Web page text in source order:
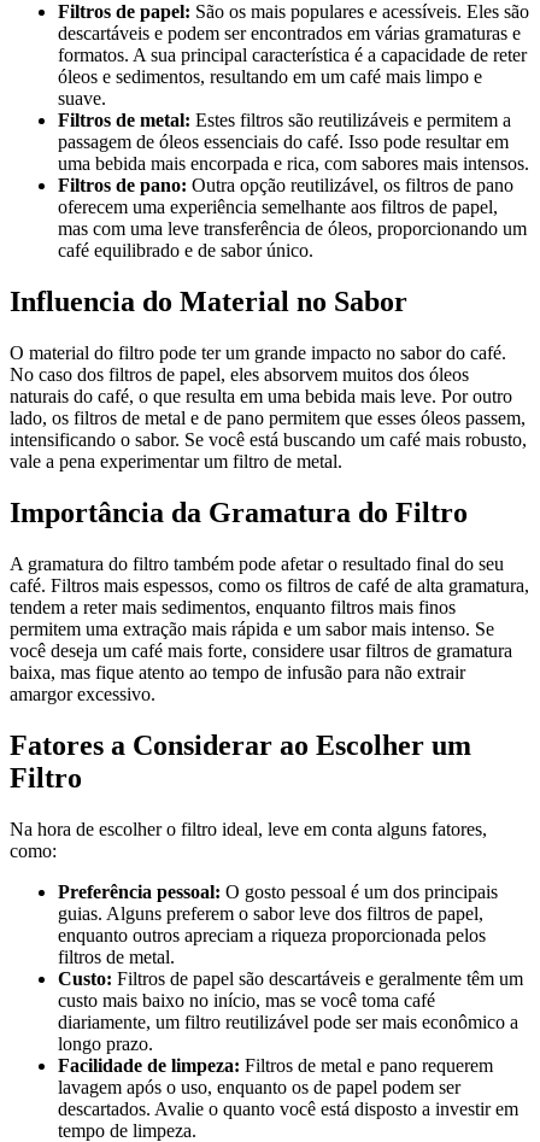
Filtros de papel: São os mais populares e acessíveis. Eles são
descartáveis e podem ser encontrados em várias gramaturas e
formatos. A sua principal característica é a capacidade de reter
óleos e sedimentos, resultando em um café mais limpo e
suave.
Filtros de metal: Estes filtros são reutilizáveis e permitem a
passagem de óleos essenciais do café. Isso pode resultar em
uma bebida mais encorpada e rica, com sabores mais intensos.
Filtros de pano: Outra opção reutilizável, os filtros de pano
oferecem uma experiência semelhante aos filtros de papel,
mas com uma leve transferência de óleos, proporcionando um
café equilibrado e de sabor único.
Influencia do Material no Sabor
O material do filtro pode ter um grande impacto no sabor do café.
No caso dos filtros de papel, eles absorvem muitos dos óleos
naturais do café, o que resulta em uma bebida mais leve. Por outro
lado, os filtros de metal e de pano permitem que esses óleos passem,
intensificando o sabor. Se você está buscando um café mais robusto,
vale a pena experimentar um filtro de metal.
Importância da Gramatura do Filtro
A gramatura do filtro também pode afetar o resultado final do seu
café. Filtros mais espessos, como os filtros de café de alta gramatura,
tendem a reter mais sedimentos, enquanto filtros mais finos
permitem uma extração mais rápida e um sabor mais intenso. Se
você deseja um café mais forte, considere usar filtros de gramatura
baixa, mas fique atento ao tempo de infusão para não extrair
amargor excessivo.
Fatores a Considerar ao Escolher um
Filtro
Na hora de escolher o filtro ideal, leve em conta alguns fatores,
como:
Preferência pessoal: O gosto pessoal é um dos principais
guias. Alguns preferem o sabor leve dos filtros de papel,
enquanto outros apreciam a riqueza proporcionada pelos
filtros de metal.
Custo: Filtros de papel são descartáveis e geralmente têm um
custo mais baixo no início, mas se você toma café
diariamente, um filtro reutilizável pode ser mais econômico a
longo prazo.
Facilidade de limpeza: Filtros de metal e pano requerem
lavagem após o uso, enquanto os de papel podem ser
descartados. Avalie o quanto você está disposto a investir em
tempo de limpeza.